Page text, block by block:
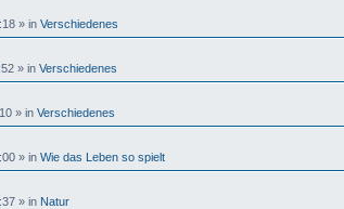
» in Verschiedenes
» in Verschiedenes
» in Verschiedenes
» in Wie das Leben so spielt
» in Natur